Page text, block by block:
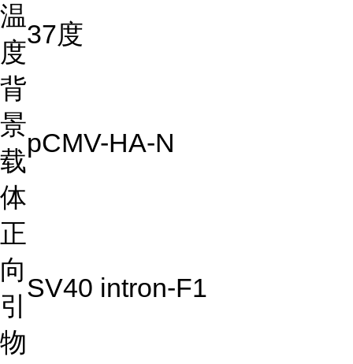
温
度
37度
背
景
载
体
pCMV-HA-N
正
向
引
物
SV40 intron-F1